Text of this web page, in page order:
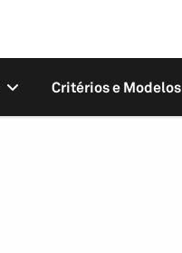
Critérios e Modelos